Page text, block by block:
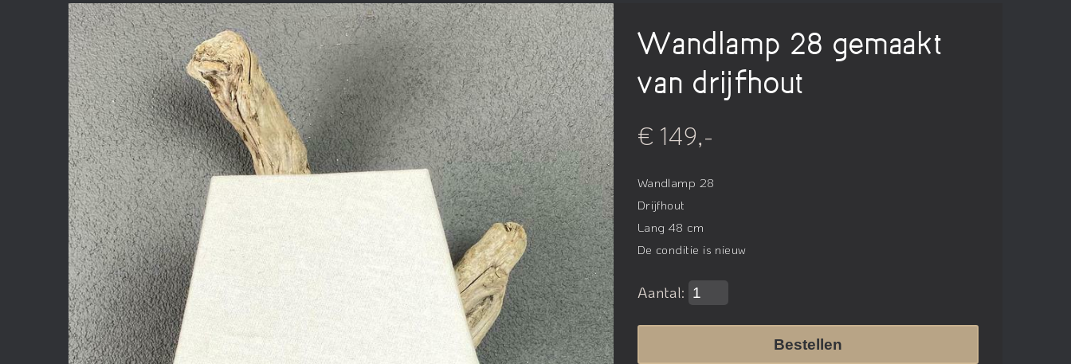
Wandlamp 28 gemaakt
van drijfhout
€ 149,-
Wandlamp 28
Drijfhout
Lang 48 cm
De conditie is nieuw
Aantal:
Bestellen